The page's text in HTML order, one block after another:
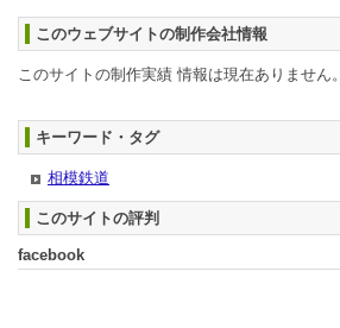
このウェブサイトの制作会社情報
このサイトの制作実績 情報は現在ありません。
キーワード・タグ
相模鉄道
このサイトの評判
facebook